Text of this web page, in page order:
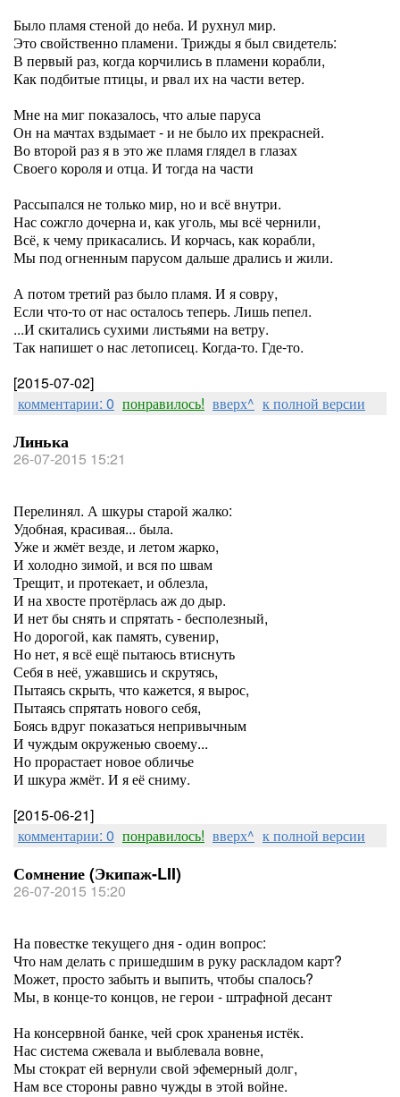
Было пламя стеной до неба. И рухнул мир.
Это свойственно пламени. Трижды я был свидетель:
В первый раз, когда корчились в пламени корабли,
Как подбитые птицы, и рвал их на части ветер.
Мне на миг показалось, что алые паруса
Он на мачтах вздымает - и не было их прекрасней.
Во второй раз я в это же пламя глядел в глазах
Своего короля и отца. И тогда на части
Рассыпался не только мир, но и всё внутри.
Нас сожгло дочерна и, как уголь, мы всё чернили,
Всё, к чему прикасались. И корчась, как корабли,
Мы под огненным парусом дальше дрались и жили.
А потом третий раз было пламя. И я совру,
Если что-то от нас осталось теперь. Лишь пепел.
...И скитались сухими листьями на ветру.
Так напишет о нас летописец. Когда-то. Где-то.
[2015-07-02]
комментарии: 0 понравилось! вверх^ к полной версии
Линька
26-07-2015 15:21
Перелинял. А шкуры старой жалко:
Удобная, красивая... была.
Уже и жмёт везде, и летом жарко,
И холодно зимой, и вся по швам
Трещит, и протекает, и облезла,
И на хвосте протёрлась аж до дыр.
И нет бы снять и спрятать - бесполезный,
Но дорогой, как память, сувенир,
Но нет, я всё ещё пытаюсь втиснуть
Себя в неё, ужавшись и скрутясь,
Пытаясь скрыть, что кажется, я вырос,
Пытаясь спрятать нового себя,
Боясь вдруг показаться непривычным
И чуждым окруженью своему...
Но прорастает новое обличье
И шкура жмёт. И я её сниму.
[2015-06-21]
комментарии: 0 понравилось! вверх^ к полной версии
Сомнение (Экипаж-LII)
26-07-2015 15:20
На повестке текущего дня - один вопрос:
Что нам делать с пришедшим в руку раскладом карт?
Может, просто забыть и выпить, чтобы спалось?
Мы, в конце-то концов, не герои - штрафной десант
На консервной банке, чей срок храненья истёк.
Нас система сжевала и выблевала вовне,
Мы стократ ей вернули свой эфемерный долг,
Нам все стороны равно чужды в этой войне.